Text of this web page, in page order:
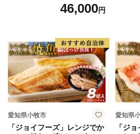
46,000円
愛知県小牧市
「ジョイフーズ」レンジでか
愛知県
「ジ